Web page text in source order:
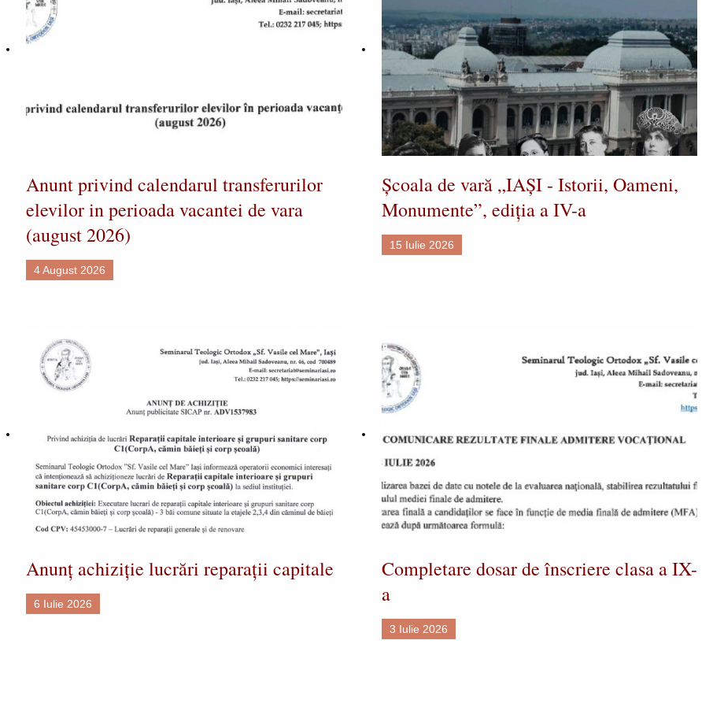
Anunt privind calendarul transferurilor
elevilor in perioada vacantei de vara
(august 2026)
4 August 2026
Școala de vară „IAȘI - Istorii, Oameni,
Monumente”, ediția a IV-a
15 Iulie 2026
Anunț achiziție lucrări reparații capitale
6 Iulie 2026
Completare dosar de înscriere clasa a IX-
a
3 Iulie 2026